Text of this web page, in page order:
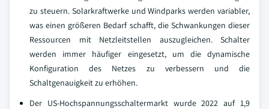
zu steuern. Solarkraftwerke und Windparks werden variabler,
was einen größeren Bedarf schafft, die Schwankungen dieser
Ressourcen mit Netzleitstellen auszugleichen. Schalter
werden immer häufiger eingesetzt, um die dynamische
Konfiguration des Netzes zu verbessern und die
Schaltgenauigkeit zu erhöhen.
Der US-Hochspannungsschaltermarkt wurde 2022 auf 1,9